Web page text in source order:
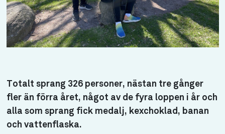
Totalt sprang 326 personer, nästan tre gånger
fler än förra året, något av de fyra loppen i år och
alla som sprang fick medalj, kexchoklad, banan
och vattenflaska.